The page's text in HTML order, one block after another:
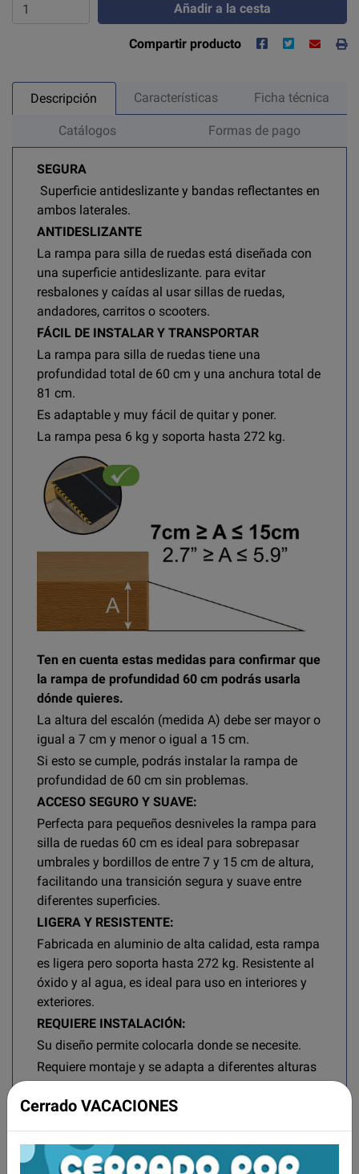
Añadir a la cesta
Compartir producto
Descripción Características Ficha técnica
Catálogos Formas de pago
SEGURA
Superficie antideslizante y bandas reflectantes en
ambos laterales.
ANTIDESLIZANTE
La rampa para silla de ruedas está diseñada con
una superficie antideslizante. para evitar
resbalones y caídas al usar sillas de ruedas,
andadores, carritos o scooters.
FÁCIL DE INSTALAR Y TRANSPORTAR
La rampa para silla de ruedas tiene una
profundidad total de 60 cm y una anchura total de
81 cm.
Es adaptable y muy fácil de quitar y poner.
La rampa pesa 6 kg y soporta hasta 272 kg.
Ten en cuenta estas medidas para confirmar que
la rampa de profundidad 60 cm podrás usarla
dónde quieres.
La altura del escalón (medida A) debe ser mayor o
igual a 7 cm y menor o igual a 15 cm.
Si esto se cumple, podrás instalar la rampa de
profundidad de 60 cm sin problemas.
ACCESO SEGURO Y SUAVE:
Perfecta para pequeños desniveles la rampa para
silla de ruedas 60 cm es ideal para sobrepasar
umbrales y bordillos de entre 7 y 15 cm de altura,
facilitando una transición segura y suave entre
diferentes superficies.
LIGERA Y RESISTENTE:
Fabricada en aluminio de alta calidad, esta rampa
es ligera pero soporta hasta 272 kg. Resistente al
óxido y al agua, es ideal para uso en interiores y
exteriores.
REQUIERE INSTALACIÓN:
Su diseño permite colocarla donde se necesite.
Requiere montaje y se adapta a diferentes alturas
de escalones y bordillos.
Incluye dos tornillos y tacos para fijación en
SUPERFICIE ANTIDESLIZANTE:
La capa antideslizante de alta tracción y las
Cerrado VACACIONES